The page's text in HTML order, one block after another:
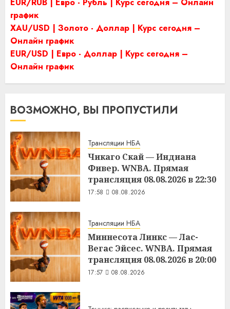
график
XAU/USD | Золото - Доллар | Курс сегодня –
Онлайн график
EUR/USD | Евро - Доллар | Курс сегодня –
Онлайн график
ВОЗМОЖНО, ВЫ ПРОПУСТИЛИ
Трансляции НБА
Чикаго Скай — Индиана
Фивер. WNBA. Прямая
трансляция 08.08.2026 в 22:30
17:58 08.08.2026
Трансляции НБА
Миннесота Линкс — Лас-
Вегас Эйсес. WNBA. Прямая
трансляция 08.08.2026 в 20:00
17:57 08.08.2026